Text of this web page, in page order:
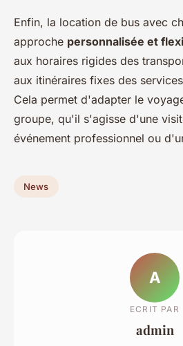
Enfin, la location de bus avec
approche personnalisée et
aux horaires rigides des
aux itinéraires fixes des
Cela permet d'adapter le
groupe, qu'il s'agisse d'une
événement professionnel ou
News
A
ECRIT PAR
admin